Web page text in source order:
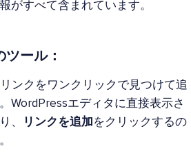
がすべて含まれています。
ール：
ンクをワンクリックで見つけて追
WordPressエディタに直接表示さ
、
リンクを追加をクリックするの